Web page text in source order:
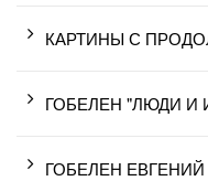
КАРТИНЫ С
ГОБЕЛЕН "ЛЮДИ И
ГОБЕЛЕН